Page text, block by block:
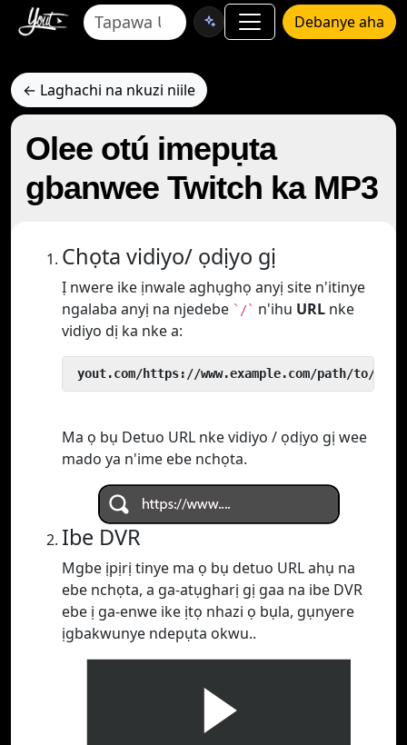
Debanye aha
← Laghachi na nkuzi niile
Olee otú imepụta
gbanwee Twitch ka MP3
Chọta vidiyo/ ọdịyo gị
Ị nwere ike ịnwale aghụghọ anyị site n'itinye
ngalaba anyị na njedebe `/` n'ihu URL nke
vidiyo dị ka nke a:
yout.com/https://www.example.com/path/to/
Ma ọ bụ Detuo URL nke vidiyo / ọdịyo gị wee
mado ya n'ime ebe nchọta.
Ibe DVR
Mgbe ịpịrị tinye ma ọ bụ detuo URL ahụ na
ebe nchọta, a ga-atụgharị gị gaa na ibe DVR
ebe ị ga-enwe ike ịtọ nhazi ọ bụla, gụnyere
ịgbakwunye ndepụta okwu..